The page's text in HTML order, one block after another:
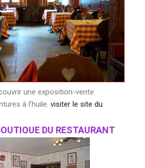
une exposition-vente
à l’huile. visiter le site du
DU RESTAURANT